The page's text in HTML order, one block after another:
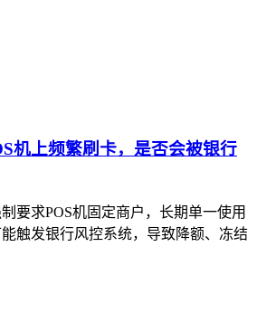
机上频繁刷卡，是否会被银行
要求POS机固定商户，长期单一使用
触发银行风控系统，导致降额、冻结